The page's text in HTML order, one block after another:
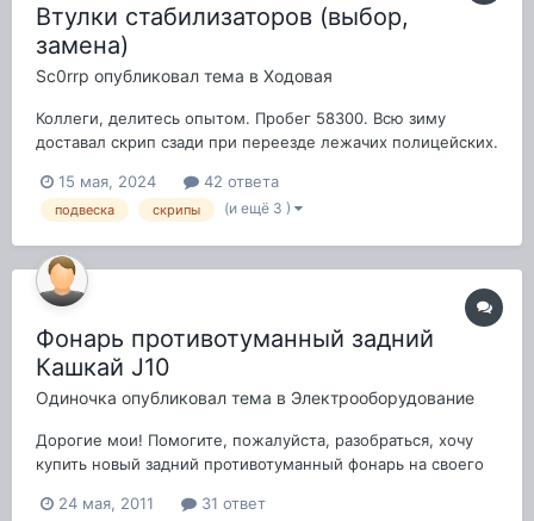
Втулки стабилизаторов (выбор,
замена)
Sc0rrp опубликовал тема в Ходовая
Коллеги, делитесь опытом. Пробег 58300. Всю зиму
доставал скрип сзади при переезде лежачих полицейских.
стабилизатора. Нужно было конечно побрызгать вэдэшкой
и посмотреть на результат, но что-то за зиму так и не
15 мая, 2024 42 ответа
подвеска скрипы (и ещё 3 )
Фонарь противотуманный задний
Кашкай J10
Одиночка опубликовал тема в Электрооборудование
Дорогие мои! Помогите, пожалуйста, разобраться, хочу
купить новый задний противотуманный фонарь на своего
машине всего полгода. Пытаюсь найти и запросить в
24 мая, 2011 31 ответ